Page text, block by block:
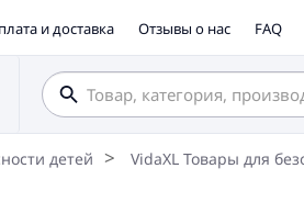
и доставка Отзывы о нас FAQ
детей VidaXL Товары для